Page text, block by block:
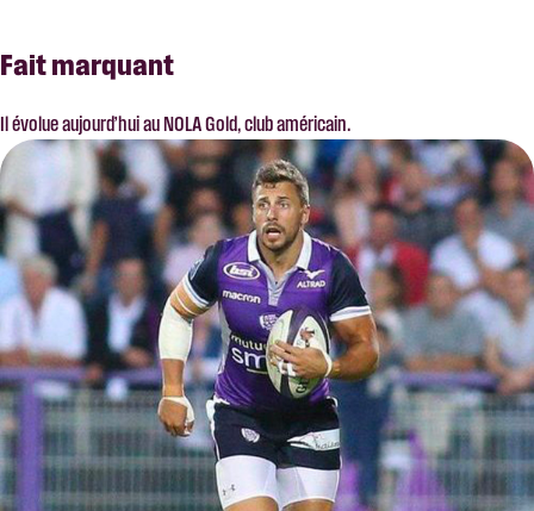
Fait marquant
Il évolue aujourd’hui au NOLA Gold, club américain.